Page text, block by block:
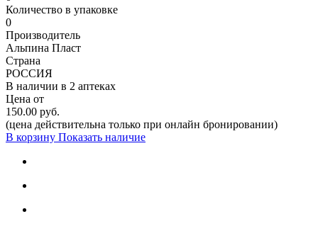
Количество в упаковке
0
Производитель
Альпина Пласт
Страна
РОССИЯ
В наличии в 2 аптеках
Цена от
150.00 руб.
(цена действительна только при онлайн бронировании)
В корзину Показать наличие